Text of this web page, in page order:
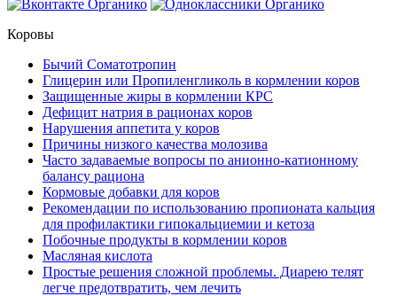
Коровы
Бычий Соматотропин
Глицерин или Пропиленгликоль в кормлении коров
Защищенные жиры в кормлении КРС
Дефицит натрия в рационах коров
Нарушения аппетита у коров
Причины низкого качества молозива
Часто задаваемые вопросы по анионно-катионному
балансу рациона
Кормовые добавки для коров
Рекомендации по использованию пропионата кальция
для профилактики гипокальциемии и кетоза
Побочные продукты в кормлении коров
Масляная кислота
Простые решения сложной проблемы. Диарею телят
легче предотвратить, чем лечить